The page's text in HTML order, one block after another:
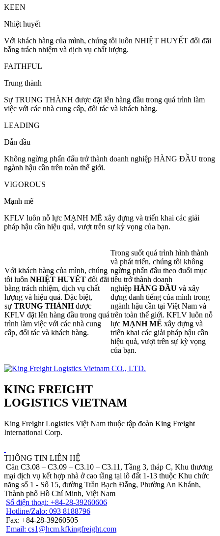
KEEN
Nhiệt huyết
Với khách hàng của mình, chúng tôi luôn NHIỆT HUYẾT đối đãi
bằng trách nhiệm và dịch vụ chất lượng.
FAITHFUL
Trung thành
Sự TRUNG THÀNH được đặt lên hàng đầu trong quá trình làm
việc với các nhà cung cấp, đối tác và khách hàng.
LEADING
Dẫn đầu
Không ngừng phấn đấu trở thành doanh nghiệp HÀNG ĐẦU trong
ngành hậu cần trên toàn thế giới.
VIGOROUS
Mạnh mẽ
KFLV luôn nỗ lực MẠNH MẼ xây dựng và triển khai các giải
pháp hậu cần hiệu quả, vượt trên sự kỳ vọng của bạn.
Với khách hàng của mình, chúng
tôi luôn NHIỆT HUYẾT đối đãi
bằng trách nhiệm, dịch vụ chất
lượng và hiệu quả. Đặc biệt,
sự TRUNG THÀNHđược
KFLV đặt lên hàng đầu trong quá
trình làm việc với các nhà cung
cấp, đối tác và khách hàng.
Trong suốt quá trình hình thành
và phát triển, chúng tôi không
ngừng phấn đấu theo đuổi mục
tiêu trở thành doanh
nghiệp HÀNG ĐẦU và xây
dựng danh tiếng của mình trong
ngành hậu cần tại Việt Nam và
trên toàn thế giới. KFLV luôn nỗ
lực MẠNH MẼ xây dựng và
triển khai các giải pháp hậu cần
hiệu quả, vượt trên sự kỳ vọng
của bạn.
KING FREIGHT
LOGISTICS VIETNAM
King Freight Logistics Việt Nam thuộc tập đoàn King Freight
International Corp.
THÔNG TIN LIÊN HỆ
Căn C3.08 – C3.09 – C3.10 – C3.11, Tầng 3, tháp C, Khu thương
mại dịch vụ kết hợp nhà ở cao tầng tại lô đất 1-13 thuộc Khu chức
năng số 1 - Số 15, đường Trần Bạch Đằng, Phường An Khánh,
Thành phố Hồ Chí Minh, Việt Nam
Số điện thoại: +84-28-39260606
Hotline/Zalo: 093 8188796
Fax: +84-28-39260505
Email: cs1@hcm.kfkingfreight.com